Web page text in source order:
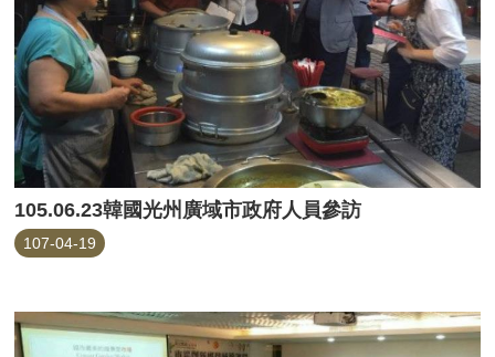
105.06.23韓國光州廣域市政府人員參訪
107-04-19